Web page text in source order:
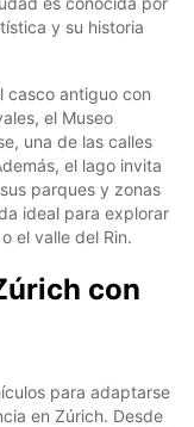
y su historia
casco antiguo con
el Museo
una de las calles
el lago invita
parques y zonas
ideal para explorar
el valle del Rin.
con
para adaptarse
en Zúrich. Desde